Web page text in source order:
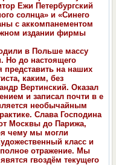
Eжи Петербургский
солнца» и «Синего
с аккомпанементом
издании фирмы
в Польше массу
Но до настоящего
на наших
каким, без
Вертинский. Оказал
и записал почти в е
необычайным
Слава Господина
Москвы до Парижа,
чему мы могли
класс и
отражение. Мы
гвоздём текущего